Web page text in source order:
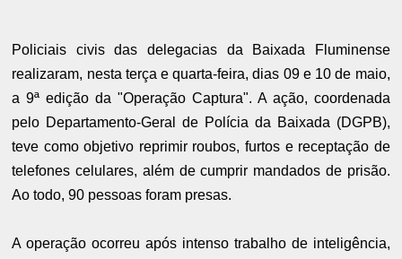
Policiais civis das delegacias da Baixada Fluminense
realizaram, nesta terça e quarta-feira, dias 09 e 10 de maio,
a 9ª edição da "Operação Captura". A ação, coordenada
pelo Departamento-Geral de Polícia da Baixada (DGPB),
teve como objetivo reprimir roubos, furtos e receptação de
telefones celulares, além de cumprir mandados de prisão.
Ao todo, 90 pessoas foram presas.
A operação ocorreu após intenso trabalho de inteligência,